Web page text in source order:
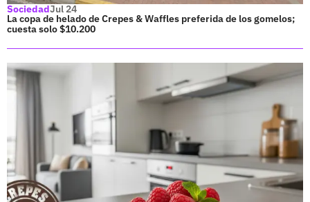
SociedadJul 24
La copa de helado de Crepes & Waffles preferida de los gomelos;
cuesta solo $10.200